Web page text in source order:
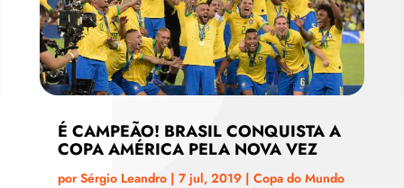
É CAMPEÃO! BRASIL CONQUISTA A
COPA AMÉRICA PELA NOVA VEZ
porSérgio Leandro| 7 jul, 2019| Copa do Mundo